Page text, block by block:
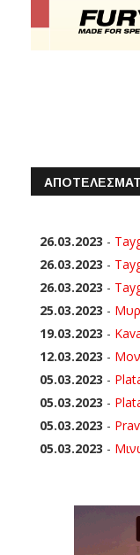
26.03.2023 -
26.03.2023 -
26.03.2023 -
25.03.2023 -
19.03.2023 -
12.03.2023 -
05.03.2023 -
05.03.2023 -
05.03.2023 -
05.03.2023 -